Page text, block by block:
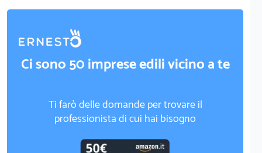
Ci sono 50 imprese edili vicino a te
Ti farò delle domande per trovare il
professionista di cui hai bisogno